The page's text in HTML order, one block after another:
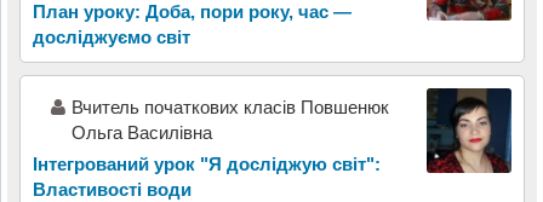
План уроку: Доба, пори року, час —
досліджуємо світ
Вчитель початкових класів Повшенюк
Ольга Василівна
Інтегрований урок "Я досліджую світ":
Властивості води